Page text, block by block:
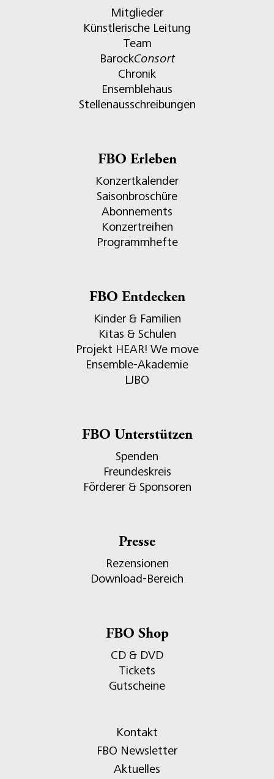
Mitglieder
Künstlerische Leitung
Team
BarockConsort
Chronik
Ensemblehaus
Stellenausschreibungen
FBO Erleben
Konzertkalender
Saisonbroschüre
Abonnements
Konzertreihen
Programmhefte
FBO Entdecken
Kinder & Familien
Kitas & Schulen
Projekt HEAR! We move
Ensemble-Akademie
LJBO
FBO Unterstützen
Spenden
Freundeskreis
Förderer & Sponsoren
Presse
Rezensionen
Download-Bereich
FBO Shop
CD & DVD
Tickets
Gutscheine
Kontakt
FBO Newsletter
Aktuelles